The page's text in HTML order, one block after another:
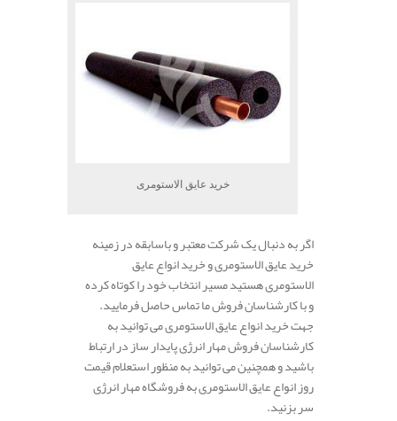
خرید عایق الاستومری
اگر به دنبال یک شرکت معتبر و باسابقه در زمینه
خرید عایق الاستومری و خرید انواع عایق
الاستومری هستید مسیر انتخاب خود را کوتاه کرده
و با کارشناسان فروش ما تماس حاصل فرمایید.
جهت خرید انواع عایق الاستومری می توانید به
کارشناسان فروش مهار انرژی پایدار ساز در ارتباط
باشید و همچنین می توانید به منظور استعلام قیمت
روز انواع عایق الاستومری به فروشگاه مهار انرژی
سر بزنید.